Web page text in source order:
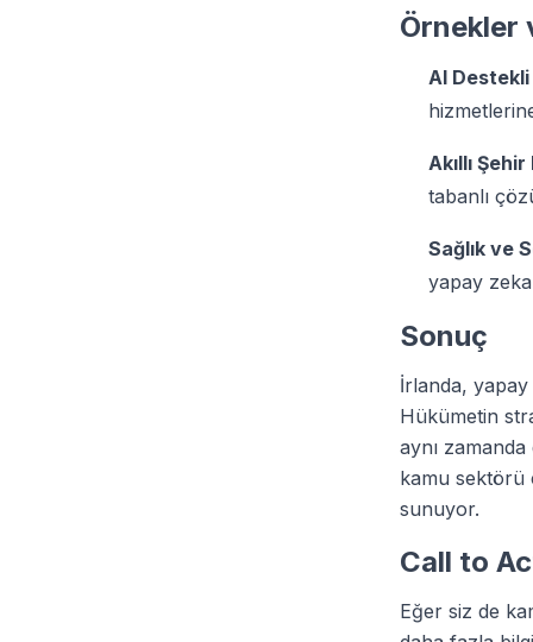
Örnekler
AI
Akıllı
tabanlı
Sağlık ve
yapay zeka
Sonuç
İrlanda,
Hükümetin
aynı
kamu sektörü
sunuyor.
Call to
Eğer siz de